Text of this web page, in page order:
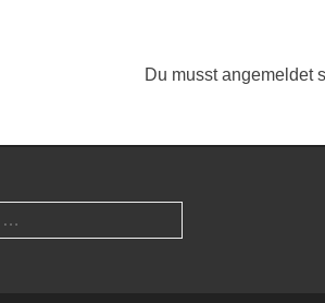
Du musst angemeldet